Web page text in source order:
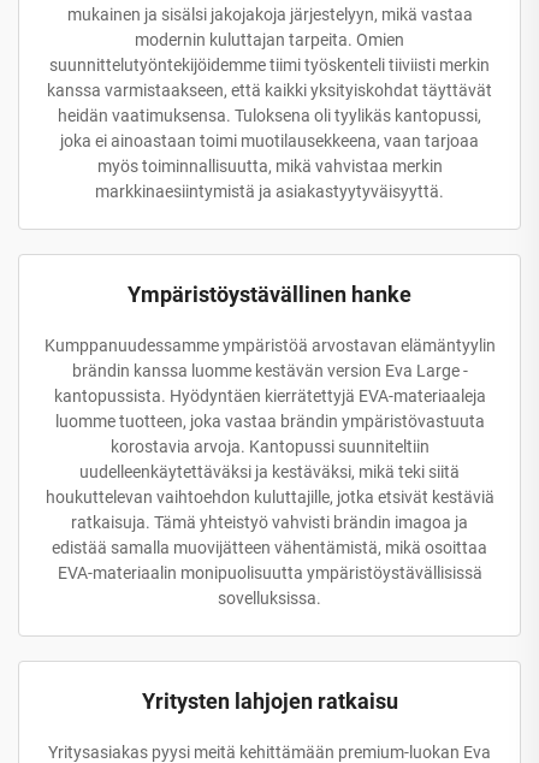
mukainen ja sisälsi jakojakoja järjestelyyn, mikä vastaa
modernin kuluttajan tarpeita. Omien
suunnittelutyöntekijöidemme tiimi työskenteli tiiviisti merkin
kanssa varmistaakseen, että kaikki yksityiskohdat täyttävät
heidän vaatimuksensa. Tuloksena oli tyylikäs kantopussi,
joka ei ainoastaan toimi muotilausekkeena, vaan tarjoaa
myös toiminnallisuutta, mikä vahvistaa merkin
markkinaesiintymistä ja asiakastyytyväisyyttä.
Ympäristöystävällinen hanke
Kumppanuudessamme ympäristöä arvostavan elämäntyylin
brändin kanssa luomme kestävän version Eva Large -
kantopussista. Hyödyntäen kierrätettyjä EVA-materiaaleja
luomme tuotteen, joka vastaa brändin ympäristövastuuta
korostavia arvoja. Kantopussi suunniteltiin
uudelleenkäytettäväksi ja kestäväksi, mikä teki siitä
houkuttelevan vaihtoehdon kuluttajille, jotka etsivät kestäviä
ratkaisuja. Tämä yhteistyö vahvisti brändin imagoa ja
edistää samalla muovijätteen vähentämistä, mikä osoittaa
EVA-materiaalin monipuolisuutta ympäristöystävällisissä
sovelluksissa.
Yritysten lahjojen ratkaisu
Yritysasiakas pyysi meitä kehittämään premium-luokan Eva